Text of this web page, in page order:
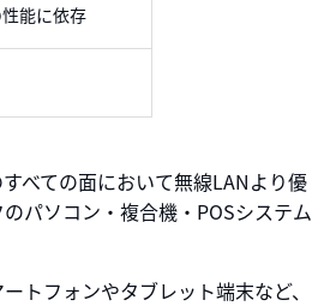
能に依存
べての面において無線LANより優
パソコン・複合機・POSシステム
トフォンやタブレット端末など、